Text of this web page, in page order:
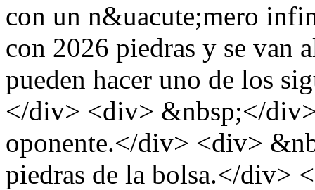
con un n&uacute;mero
con 2026 piedras y se van
pueden hacer uno de los
</div> <div> &nbsp;</
oponente.</div> <div>
piedras de la bolsa.</div>